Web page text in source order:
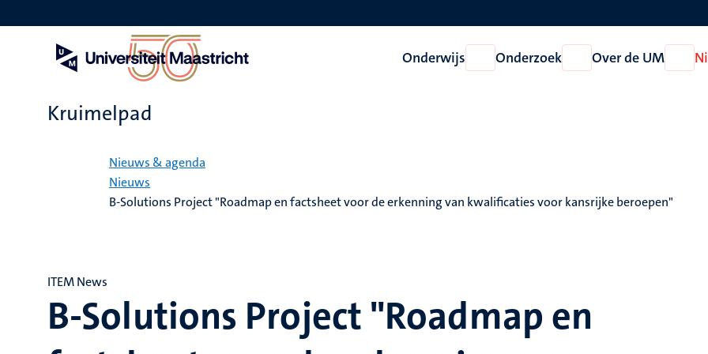
en
Onderwijs
Open
Onderwijs
Onderzoek
Open
Onderzoek
Over de UM
Open
Over
Kruimelpad
Nieuws & agenda
Nieuws
B-Solutions Project "Roadmap en factsheet voor de erkenning van kwalificaties voor kansrijke beroepen"
B-Solutions Project "Roadmap en
ITEM News